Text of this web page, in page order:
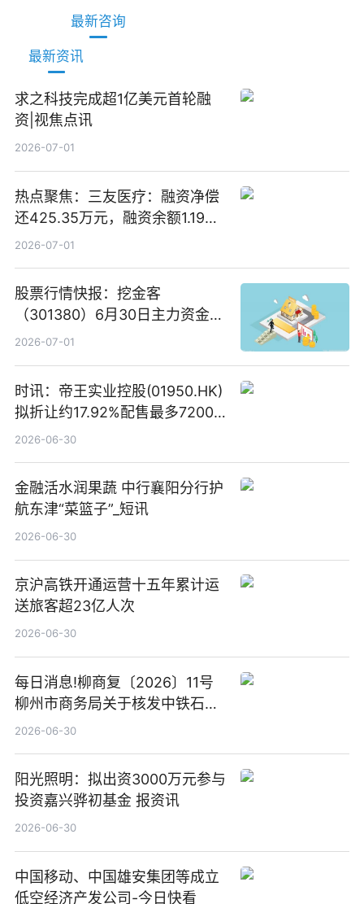
最新咨询
最新资讯
求之科技完成超1亿美元首轮融
资|视焦点讯
2026-07-01
热点聚焦：三友医疗：融资净偿
还425.35万元，融资余额1.19亿
元
2026-07-01
股票行情快报：挖金客
（301380）6月30日主力资金净
买入385.83万元_头条焦点
2026-07-01
时讯：帝王实业控股(01950.HK)
拟折让约17.92%配售最多7200
万股配售股份
2026-06-30
金融活水润果蔬 中行襄阳分行护
航东津“菜篮子”_短讯
2026-06-30
京沪高铁开通运营十五年累计运
送旅客超23亿人次
2026-06-30
每日消息!柳商复〔2026〕11号
柳州市商务局关于核发中铁石化
能源有限公司广西永柳高速桥板
2026-06-30
阳光照明：拟出资3000万元参与
投资嘉兴骅初基金 报资讯
2026-06-30
中国移动、中国雄安集团等成立
低空经济产发公司-今日快看